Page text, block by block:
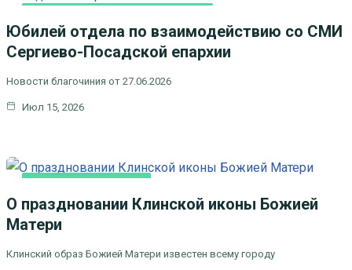
Юбилей отдела по взаимодействию со СМИ
Сергиево-Посадской епархии
Новости благочиния от 27.06.2026
Июл 15, 2026
О праздновании Клинской иконы Божией
Матери
Клинский образ Божией Матери известен всему городу